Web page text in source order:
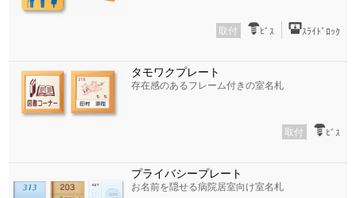
取付 ﾋﾞｽ ｽﾗｲﾄﾞﾛｯｸ
タモワクプレート
存在感のあるフレーム付きの室名札
取付 ﾋﾞｽ
プライバシープレート
お名前を隠せる病院居室向け室名札